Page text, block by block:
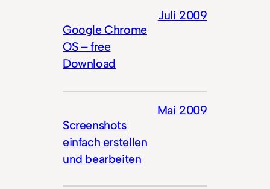
Google Chrome
OS – free
Download
Juli 2009
Screenshots
einfach erstellen
und bearbeiten
Mai 2009